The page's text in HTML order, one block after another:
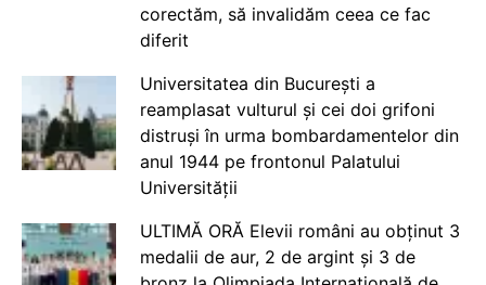
corectăm, să invalidăm ceea ce fac
diferit
Universitatea din București a
reamplasat vulturul și cei doi grifoni
distruși în urma bombardamentelor din
anul 1944 pe frontonul Palatului
Universității
ULTIMĂ ORĂ Elevii români au obținut 3
medalii de aur, 2 de argint și 3 de